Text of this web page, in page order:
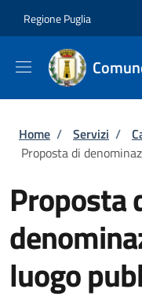
Regione Puglia
Briciole di
Home / Servizi /
Proposta di
Proposta
luogo